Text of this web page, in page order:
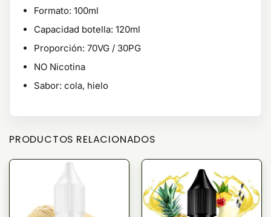
Formato: 100ml
Capacidad botella: 120ml
Proporción: 70VG / 30PG
NO Nicotina
Sabor: cola, hielo
PRODUCTOS RELACIONADOS